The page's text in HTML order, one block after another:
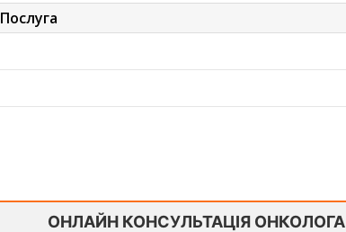
Послуга
ОНЛАЙН КОНСУЛЬТАЦІЯ ОНКОЛОГА